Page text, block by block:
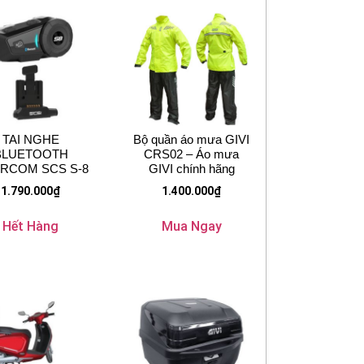
TAI NGHE
SCS S-8
1.790.000₫
Hết Hàng
Bộ quần áo mưa GIVI
CRS02 – Áo mưa
GIVI chính hãng
1.400.000₫
Mua Ngay